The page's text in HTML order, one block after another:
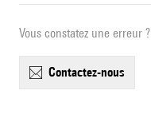
Vous constatez une erreur ?
contactez-nous